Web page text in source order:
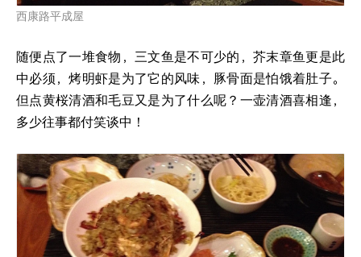
西康路平成屋
随便点了一堆食物，三文鱼是不可少的，芥末章鱼更是此
中必须，烤明虾是为了它的风味，豚骨面是怕饿着肚子。
但点黄桜清酒和毛豆又是为了什么呢？一壶清酒喜相逢，
多少往事都付笑谈中！